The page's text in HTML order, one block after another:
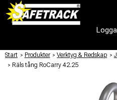
Start / Produkter / Verktyg & Redskap /
/ Räls tång RoCarry 42.25